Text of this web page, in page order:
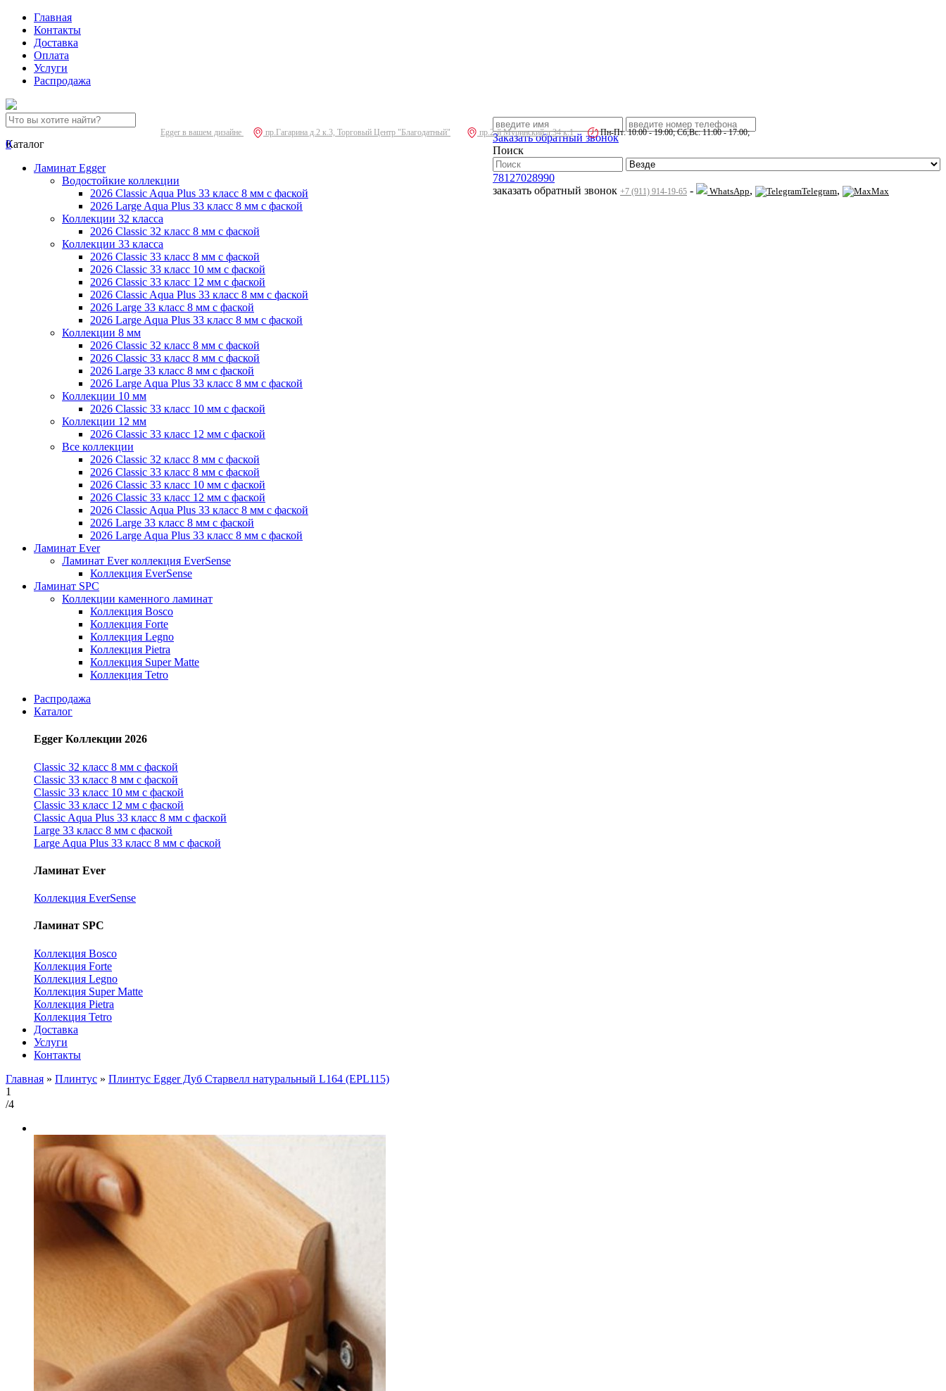
Главная
Контакты
Доставка
Оплата
Услуги
Распродажа
Egger в вашем дизайне пр.Гагарина д.2 к.3, Торговый Центр "Благодатный" пр.2-й Муринский д.34 к.1 Пн-Пт: 10:00 - 19:00; Сб,Вс: 11:00 - 17:00;
Заказать обратный звонок
Поиск
78127028990
заказать обратный звонок +7 (911) 914-19-65 - WhatsApp, Telegram, Max
0
Каталог
Ламинат Egger
Водостойкие коллекции
2026 Classic Aqua Plus 33 класс 8 мм с фаской
2026 Large Aqua Plus 33 класс 8 мм с фаской
Коллекции 32 класса
2026 Classic 32 класс 8 мм с фаской
Коллекции 33 класса
2026 Classic 33 класс 8 мм с фаской
2026 Classic 33 класс 10 мм с фаской
2026 Classic 33 класс 12 мм с фаской
2026 Classic Aqua Plus 33 класс 8 мм с фаской
2026 Large 33 класс 8 мм с фаской
2026 Large Aqua Plus 33 класс 8 мм с фаской
Коллекции 8 мм
2026 Classic 32 класс 8 мм с фаской
2026 Classic 33 класс 8 мм с фаской
2026 Large 33 класс 8 мм с фаской
2026 Large Aqua Plus 33 класс 8 мм с фаской
Коллекции 10 мм
2026 Classic 33 класс 10 мм с фаской
Коллекции 12 мм
2026 Classic 33 класс 12 мм с фаской
Все коллекции
2026 Classic 32 класс 8 мм с фаской
2026 Classic 33 класс 8 мм с фаской
2026 Classic 33 класс 10 мм с фаской
2026 Classic 33 класс 12 мм с фаской
2026 Classic Aqua Plus 33 класс 8 мм с фаской
2026 Large 33 класс 8 мм с фаской
2026 Large Aqua Plus 33 класс 8 мм с фаской
Ламинат Ever
Ламинат Ever коллекция EverSense
Коллекция EverSense
Ламинат SPC
Коллекции каменного ламинат
Коллекция Bosco
Коллекция Forte
Коллекция Legno
Коллекция Pietra
Коллекция Super Matte
Коллекция Tetro
Распродажа
Каталог
Egger Коллекции 2026
Classic 32 класс 8 мм с фаской
Classic 33 класс 8 мм с фаской
Classic 33 класс 10 мм с фаской
Classic 33 класс 12 мм с фаской
Classic Aqua Plus 33 класс 8 мм с фаской
Large 33 класс 8 мм с фаской
Large Aqua Plus 33 класс 8 мм с фаской
Ламинат Ever
Коллекция EverSense
Ламинат SPC
Коллекция Bosco
Коллекция Forte
Коллекция Legno
Коллекция Super Matte
Коллекция Pietra
Коллекция Tetro
Доставка
Услуги
Контакты
Главная » Плинтус » Плинтус Egger Дуб Старвелл натуральный L164 (EPL115)
1
/4